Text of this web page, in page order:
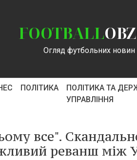
FOOTBALL
Огляд футбольних новин
ПОЛІТИКА
ПОЛІТИКА ТА
УПРАВЛІННЯ
все".
реванш між